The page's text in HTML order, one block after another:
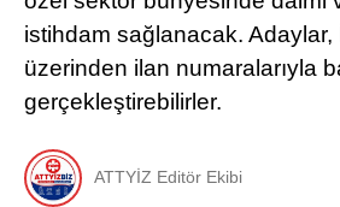
istihdam sağlanacak.
üzerinden ilan numaralarıyla
gerçekleştirebilirler.
ATTYİZ Editör Ekibi